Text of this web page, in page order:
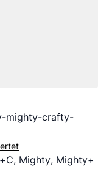
mighty-crafty-
Mighty, Mighty+